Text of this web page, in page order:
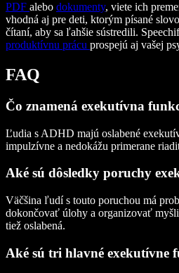
PDF alebo dokumenty, viete ich
vhodná aj pre deti, ktorým písané
čítaní, aby sa ľahšie sústredili.
produktívnu prácu prospejú aj vašej
FAQ
Čo znamená exekutívna
Ľudia s ADHD majú oslabené
impulzívne a nedokážu primerane
Aké sú dôsledky poruchy
Väčšina ľudí s touto poruchou má
dokončovať úlohy a organizovať
tiež oslabená.
Aké sú tri hlavné exekutívne